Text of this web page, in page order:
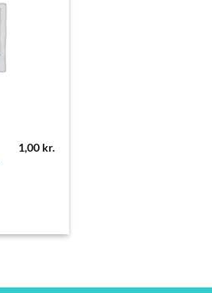
1,00 kr.